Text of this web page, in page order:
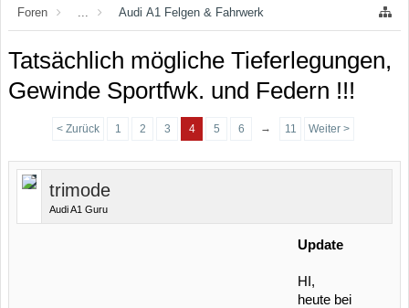
Foren ... Audi A1 Felgen & Fahrwerk
Tatsächlich mögliche Tieferlegungen,
Gewinde Sportfwk. und Federn !!!
< Zurück 1 2 3 4 5 6 → 11 Weiter >
trimode
Audi A1 Guru
Update
HI,
heute bei